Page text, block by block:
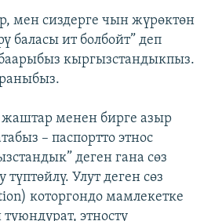
мен сиздерге чын жүрөктөн
баласы ит болбойт” деп
баарыбыз кыргызстандыкпыз.
менен бирге азыр
– паспортто этнос
деген гана сөз
Улут деген сөз
которгондо мамлекетке
этносту